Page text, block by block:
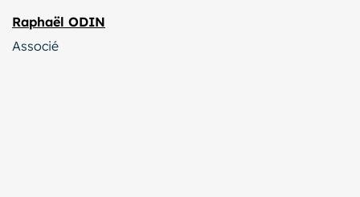
Raphaël ODIN
Associé